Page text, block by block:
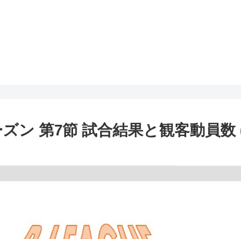
ン 第7節 試合結果と観客動員数